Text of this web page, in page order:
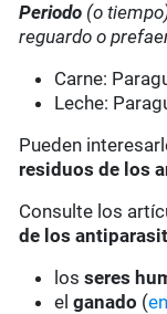
Periodo (o
reguardo o
Carne:
Leche:
Pueden
residuos de los
Consulte los
de los
losseres
elganado (